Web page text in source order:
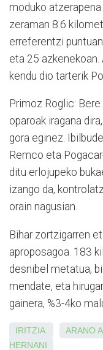
moduko
zeraman 8.6
erreferentzi
eta 25
kendu dio tarterik
Primoz Roglic:
oparoak iragana
gora eginez.
Remco eta
ditu erlojupeko
izango da,
orain nagusian.
Bihar zortzigarren
aproposagoa. 183
desnibel metatua,
mendate, eta
gainera, %3-4ko
IRITZIA ARANO
HERNANI